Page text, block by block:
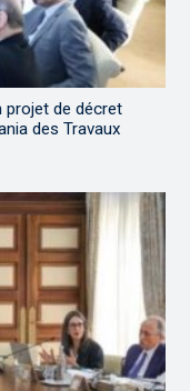
projet de décret
des Travaux